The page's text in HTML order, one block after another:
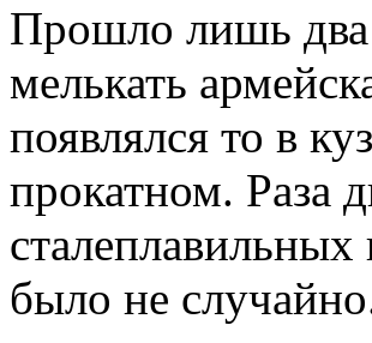
Прошло лишь два
мелькать
появлялся то в
прокатном. Раза
было не